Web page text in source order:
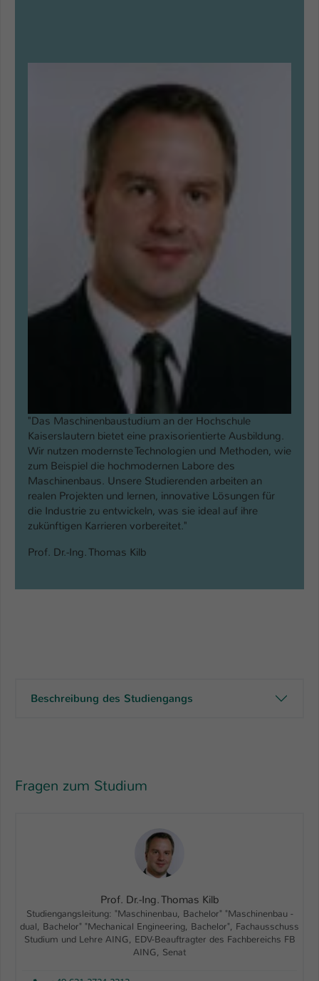
"Das Maschinenbaustudium an der Hochschule
Kaiserslautern bietet eine praxisorientierte Ausbildung.
Wir nutzen modernste Technologien und Methoden, wie
zum Beispiel die hochmodernen Labore des
Maschinenbaus. Unsere Studierenden arbeiten an
realen Projekten und lernen, innovative Lösungen für
die Industrie zu entwickeln, was sie ideal auf ihre
zukünftigen Karrieren vorbereitet."
Prof. Dr.-Ing. Thomas Kilb
Beschreibung des Studiengangs
Fragen zum Studium
Prof. Dr.-Ing. Thomas Kilb
Studiengangsleitung: "Maschinenbau, Bachelor" "Maschinenbau -
dual, Bachelor" "Mechanical Engineering, Bachelor", Fachausschuss
Studium und Lehre AING, EDV-Beauftragter des Fachbereichs FB
AING, Senat